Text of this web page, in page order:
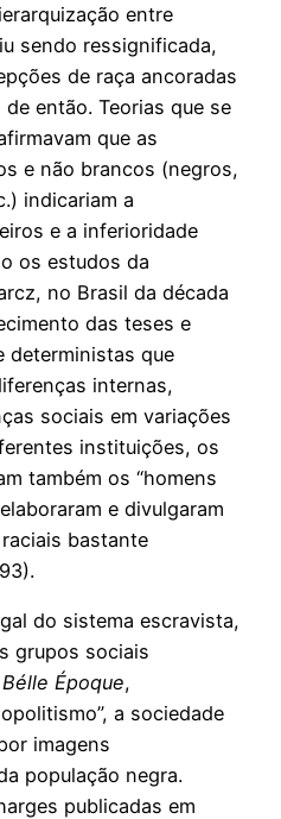
entre
sendo ressignificada,
de raça ancoradas
então. Teorias que se
que as
e não brancos (negros,
indicariam a
e a inferioridade
os estudos da
no Brasil da década
das teses e
deterministas que
internas,
sociais em variações
instituições, os
também os “homens
e divulgaram
bastante
do sistema escravista,
grupos sociais
Bélle Époque,
a sociedade
imagens
população negra.
publicadas em